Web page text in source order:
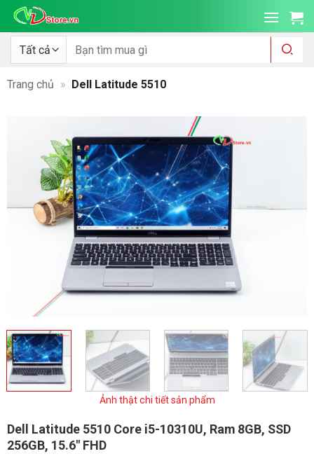
qua
dung
Tìm
kiếm:
Trang chủ » Dell Latitude 5510
Ảnh thật chi tiết sản phẩm
Dell Latitude 5510 Core i5-10310U, Ram 8GB, SSD
256GB, 15.6" FHD